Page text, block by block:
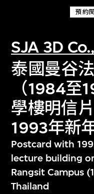
預約
SJA 3D
泰國曼谷
（1984至
學樓明信
1993年新
Postcard with
lecture building
Rangsit Campus
Thailand
文化藏品。